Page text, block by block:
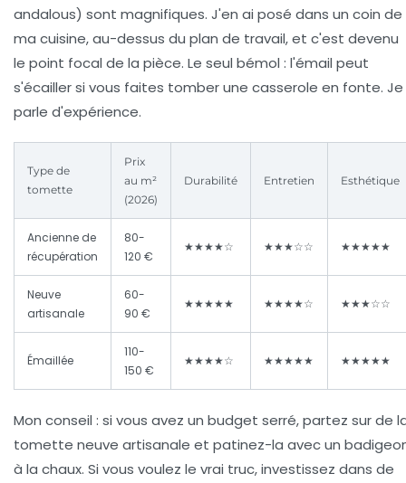
andalous) sont magnifiques. J'en ai posé dans un coin de
ma cuisine, au-dessus du plan de travail, et c'est devenu
le point focal de la pièce. Le seul bémol : l'émail peut
s'écailler si vous faites tomber une casserole en fonte. Je
parle d'expérience.
Type de
tomette
Prix
au m²
(2026)
Durabilité Entretien Esthétique
Ancienne de
récupération
80-
120 €
★★★★☆ ★★★☆☆ ★★★★★
Neuve
artisanale
60-
90 €
★★★★★ ★★★★☆ ★★★☆☆
Émaillée
110-
150 €
★★★★☆ ★★★★★ ★★★★★
Mon conseil : si vous avez un budget serré, partez sur de
tomette neuve artisanale et patinez-la avec un
à la chaux. Si vous voulez le vrai truc, investissez dans de